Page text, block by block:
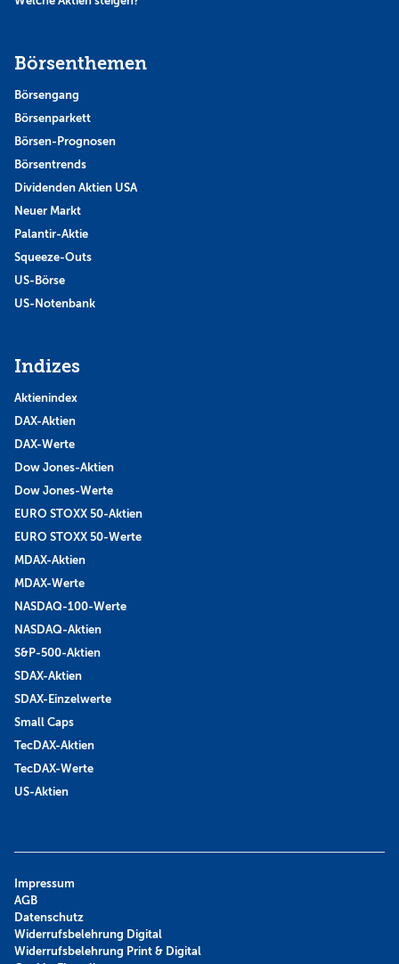
Börsenthemen
Börsengang
Börsenparkett
Börsen-Prognosen
Börsentrends
Dividenden Aktien USA
Neuer Markt
Palantir-Aktie
Squeeze-Outs
US-Börse
US-Notenbank
Indizes
Aktienindex
DAX-Aktien
DAX-Werte
Dow Jones-Aktien
Dow Jones-Werte
EURO STOXX 50-Aktien
EURO STOXX 50-Werte
MDAX-Aktien
MDAX-Werte
NASDAQ-100-Werte
NASDAQ-Aktien
S&P-500-Aktien
SDAX-Aktien
SDAX-Einzelwerte
Small Caps
TecDAX-Aktien
TecDAX-Werte
US-Aktien
Impressum
AGB
Datenschutz
Widerrufsbelehrung Digital
Widerrufsbelehrung Print & Digital